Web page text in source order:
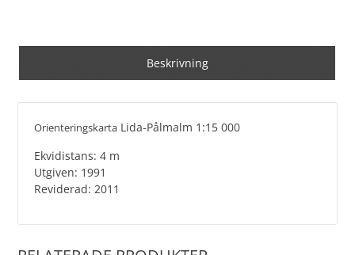
Beskrivning
Orienteringskarta Lida-Pålmalm 1:15 000
Ekvidistans: 4 m
Utgiven: 1991
​​Reviderad: 2011